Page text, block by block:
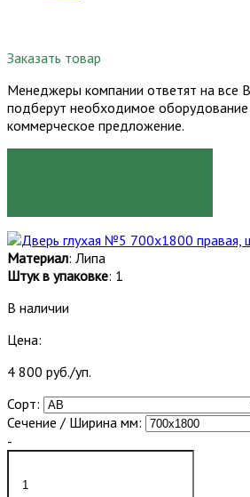
Заказать товар
Менеджеры компании ответят на все
подберут необходимое оборудование
коммерческое предложение.
Материал: Липа
Штук в упаковке: 1
В наличии
Цена:
4 800 руб./уп.
Сорт:
Сечение / Ширина мм:
-